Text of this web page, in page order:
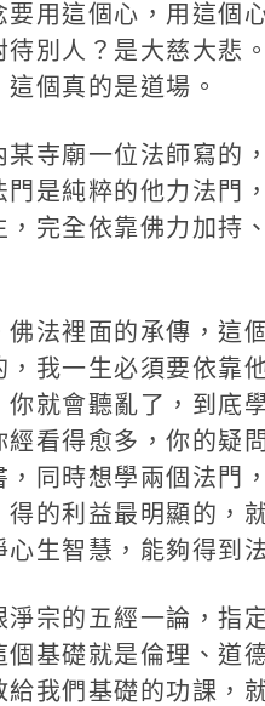
用這個心，用這個
別人？是大慈大悲
個真的是道場。
寺廟一位法師寫的
是純粹的他力法門
完全依靠佛力加持
法裡面的承傳，這
我一生必須要依靠
就會聽亂了，到底
看得愈多，你的疑
同時想學兩個法門
的利益最明顯的，
生智慧，能夠得到
的五經一論，指定
基礎就是倫理、道
我們基礎的功課，